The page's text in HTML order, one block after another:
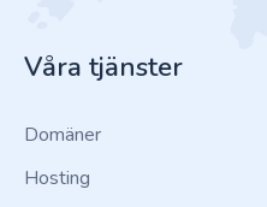
Våra tjänster
Domäner
Hosting